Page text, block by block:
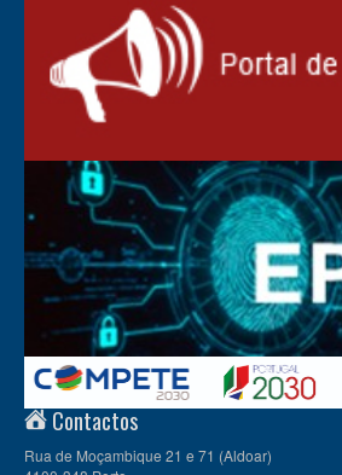
Contactos
Rua de Moçambique 21 e 71 (Aldoar)